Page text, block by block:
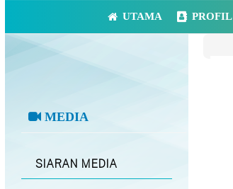
UTAMA PROFIL
MEDIA
SIARAN MEDIA